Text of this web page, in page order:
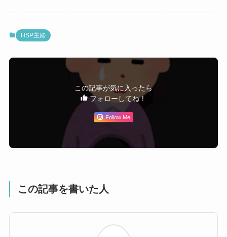
HSP主婦
この記事が気に入ったら
フォローしてね！
Follow Me
この記事を書いた人